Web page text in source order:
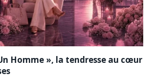
Homme », la tendresse au cœur